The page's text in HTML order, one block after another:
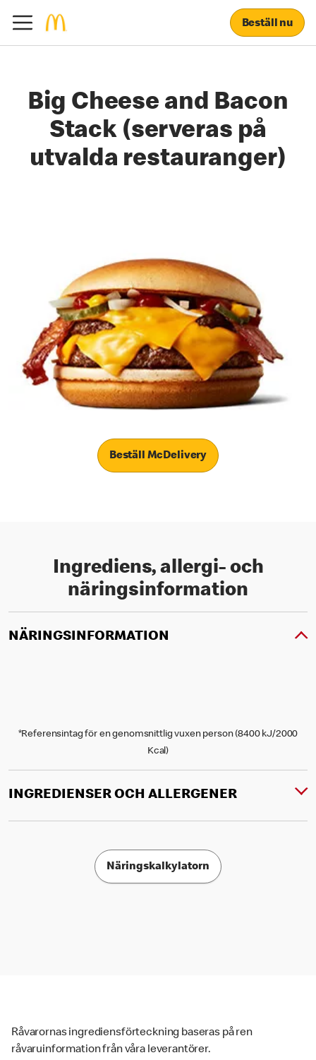
Beställ nu
Big Cheese and Bacon
Stack (serveras på
utvalda restauranger)
Beställ McDelivery
Ingrediens, allergi- och
näringsinformation
NÄRINGSINFORMATION
*Referensintag för en genomsnittlig vuxen person (8400 kJ/2000
Kcal)
INGREDIENSER OCH ALLERGENER
Näringskalkylatorn
Råvarornas ingrediensförteckning baseras på ren
råvaruinformation från våra leverantörer.